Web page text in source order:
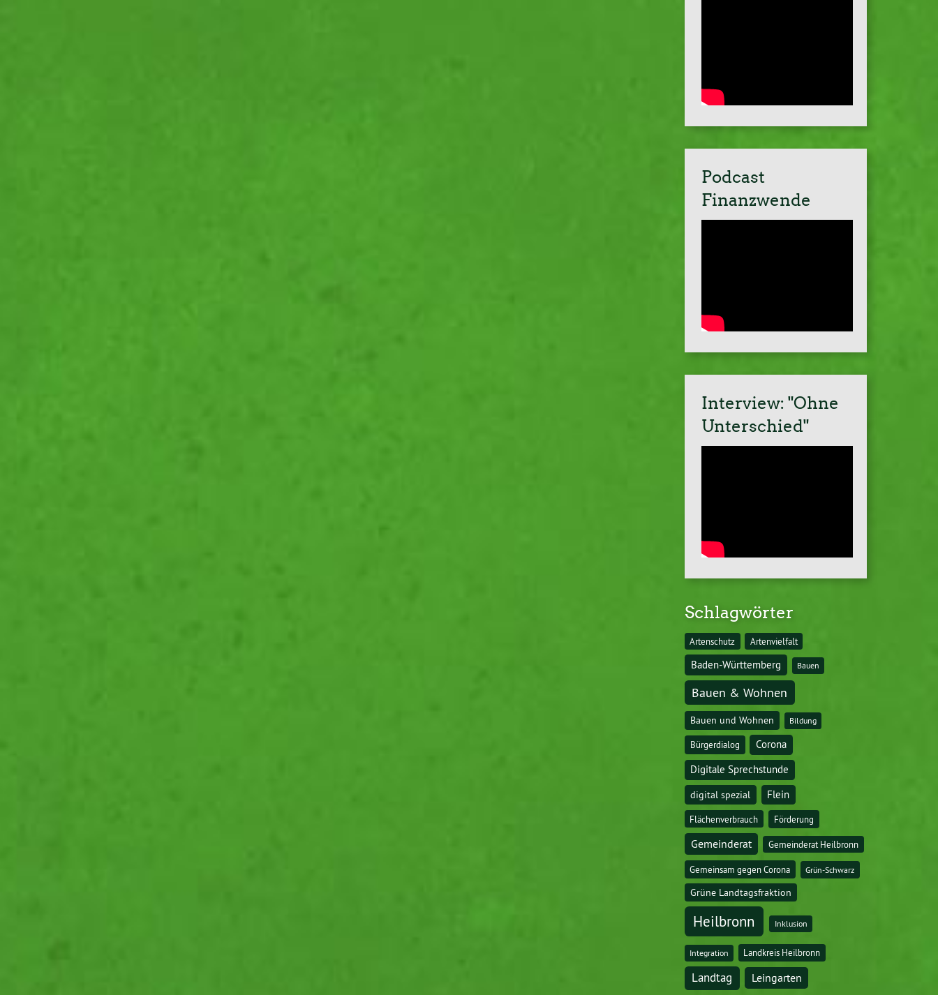
Podcast
Finanzwende
Interview: "Ohne
Unterschied"
Schlagwörter
Artenschutz Artenvielfalt
Baden-Württemberg Bauen
Bauen & Wohnen
Bauen und Wohnen Bildung
Bürgerdialog Corona
Digitale Sprechstunde
digital spezial
Flein
Flächenverbrauch Förderung
Gemeinderat Gemeinderat Heilbronn
Gemeinsam gegen Corona Grün-Schwarz
Grüne Landtagsfraktion
Heilbronn Inklusion
Integration Landkreis Heilbronn
Landtag Leingarten